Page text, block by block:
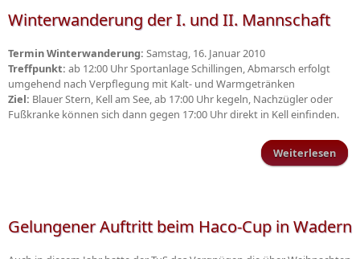
Winterwanderung der I. und II. Mannschaft
Termin Winterwanderung: Samstag, 16. Januar 2010
Treffpunkt: ab 12:00 Uhr Sportanlage Schillingen, Abmarsch erfolgt
umgehend nach Verpflegung mit Kalt- und Warmgetränken
Ziel: Blauer Stern, Kell am See, ab 17:00 Uhr kegeln, Nachzügler oder
Fußkranke können sich dann gegen 17:00 Uhr direkt in Kell einfinden.
Weiterlesen
Gelungener Auftritt beim Haco-Cup in Wadern